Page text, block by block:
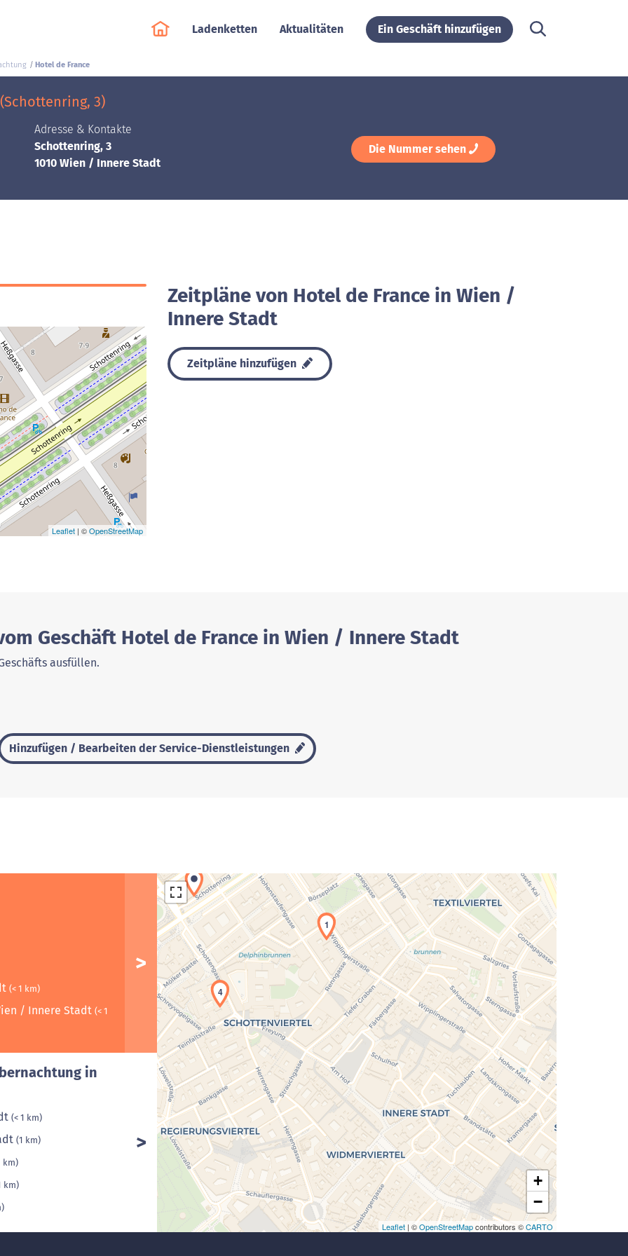
Ladenketten Aktualitäten Ein Geschäft hinzufügen
Hotel de France
3)
Adresse & Kontakte
Schottenring, 3
1010 Wien / Innere Stadt
Die Nummer sehen
Leaflet | ©OpenStreetMap
Zeitpläne von Hotel de France in Wien /
Innere Stadt
Zeitpläne hinzufügen
Geschäft Hotel de France in Wien / Innere Stadt
ausfüllen.
Hinzufügen / Bearbeiten der Service-Dienstleistungen
(< 1 km)
/ Innere Stadt (< 1
in
(< 1 km)
(1 km)
km)
km)
Laden der Karte...
1
4
+
−
Leaflet | ©OpenStreetMapcontributors ©CARTO